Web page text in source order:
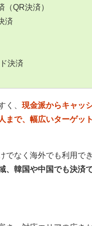
（QR決済）
済
決済
く、 現金派からキャッ
まで、幅広いターゲッ
でなく海外でも利用でき
、韓国や中国でも決済